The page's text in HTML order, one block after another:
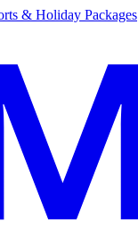
& Holiday Packages